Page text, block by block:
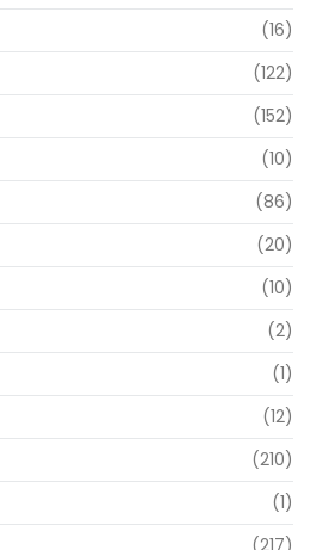
(16)
(122)
(152)
(10)
(86)
(20)
(10)
(2)
(1)
(12)
(210)
(1)
(217)